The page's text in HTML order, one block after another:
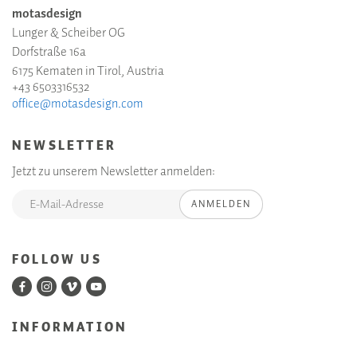
motasdesign
Lunger & Scheiber OG
Dorfstraße 16a
6175 Kematen in Tirol, Austria
+43 6503316532
office@motasdesign.com
NEWSLETTER
Jetzt zu unserem Newsletter anmelden:
ANMELDEN
FOLLOW US
INFORMATION